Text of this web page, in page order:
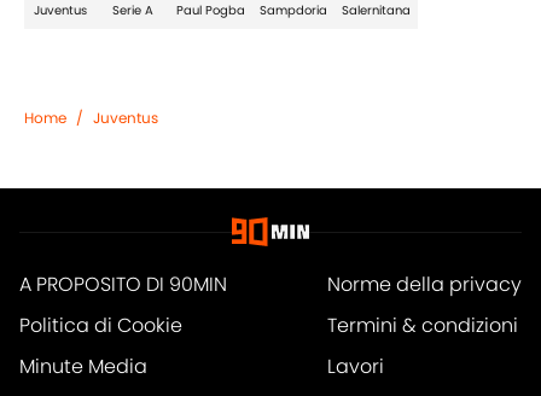
Juventus Serie A Paul Pogba Sampdoria Salernitana
Home / Juventus
A PROPOSITO DI 90MIN
Norme della privacy
Politica di Cookie
Termini & condizioni
Minute Media
Lavori